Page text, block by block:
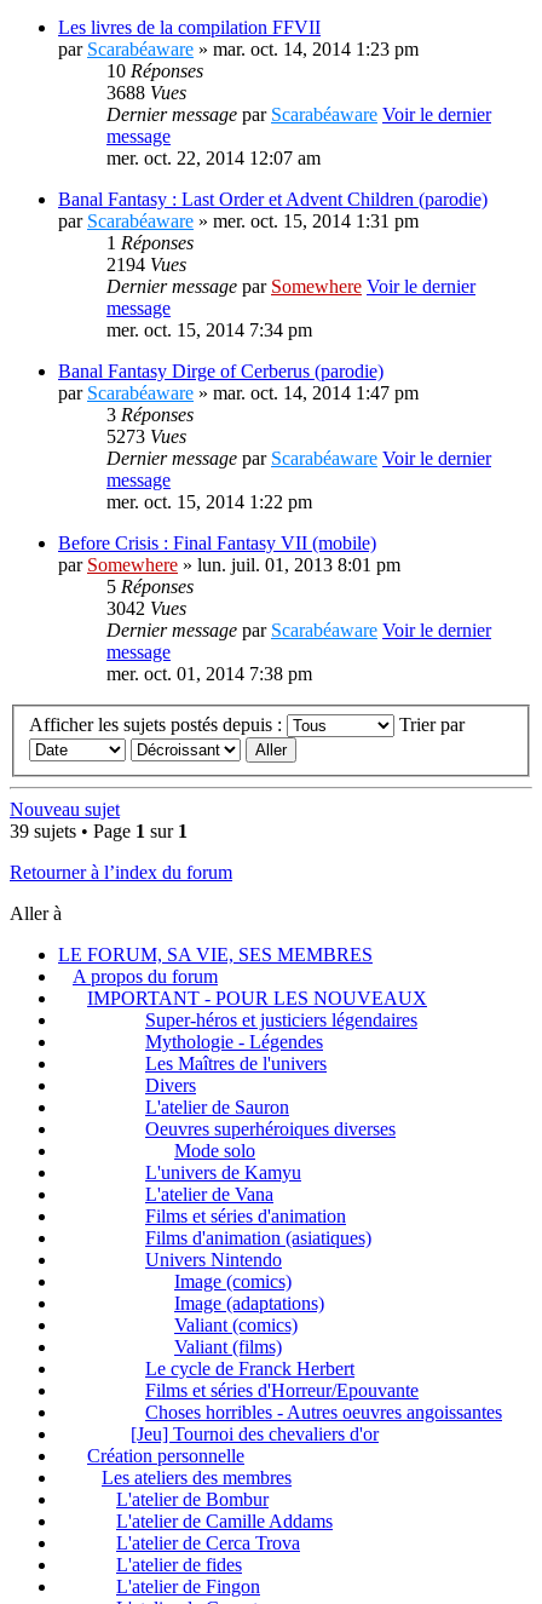
Les livres de la compilation FFVII
par Scarabéaware » mar. oct. 14, 2014 1:23 pm
10 Réponses
3688 Vues
Dernier message par Scarabéaware Voir le dernier
message
mer. oct. 22, 2014 12:07 am
Banal Fantasy : Last Order et Advent Children (parodie)
par Scarabéaware » mer. oct. 15, 2014 1:31 pm
1 Réponses
2194 Vues
Dernier message par Somewhere Voir le dernier
message
mer. oct. 15, 2014 7:34 pm
Banal Fantasy Dirge of Cerberus (parodie)
par Scarabéaware » mar. oct. 14, 2014 1:47 pm
3 Réponses
5273 Vues
Dernier message par Scarabéaware Voir le dernier
message
mer. oct. 15, 2014 1:22 pm
Before Crisis : Final Fantasy VII (mobile)
par Somewhere » lun. juil. 01, 2013 8:01 pm
5 Réponses
3042 Vues
Dernier message par Scarabéaware Voir le dernier
message
mer. oct. 01, 2014 7:38 pm
Afficher les sujets postés depuis : Trier par
Nouveau sujet
39 sujets • Page 1 sur 1
Retourner à l’index du forum
Aller à
LE FORUM, SA VIE, SES MEMBRES
A propos du forum
IMPORTANT - POUR LES NOUVEAUX
Super-héros et justiciers légendaires
Mythologie - Légendes
Les Maîtres de l'univers
Divers
L'atelier de Sauron
Oeuvres superhéroiques diverses
Mode solo
L'univers de Kamyu
L'atelier de Vana
Films et séries d'animation
Films d'animation (asiatiques)
Univers Nintendo
Image (comics)
Image (adaptations)
Valiant (comics)
Valiant (films)
Le cycle de Franck Herbert
Films et séries d'Horreur/Epouvante
Choses horribles - Autres oeuvres angoissantes
[Jeu] Tournoi des chevaliers d'or
Création personnelle
Les ateliers des membres
L'atelier de Bombur
L'atelier de Camille Addams
L'atelier de Cerca Trova
L'atelier de fides
L'atelier de Fingon